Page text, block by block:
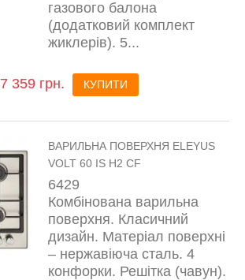
газового балона
(додатковий комплект
жиклерів). 5...
7 359 грн. КУПИТИ
ВАРИЛЬНА ПОВЕРХНЯ ELEYUS
VOLT 60 IS H2 CF
6429
Комбінована варильна
поверхня. Класичний
дизайн. Матеріал поверхні
– нержавіюча сталь. 4
конфорки. Решітка (чавун).